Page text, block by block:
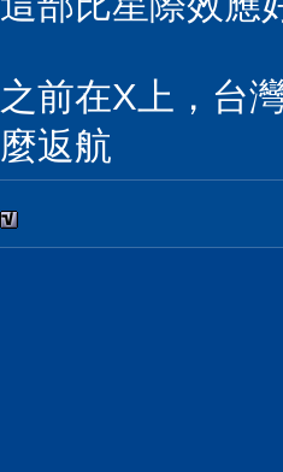
之前在X上，台
麼返航